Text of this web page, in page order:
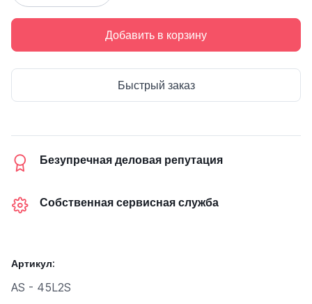
Добавить в корзину
Быстрый заказ
Безупречная деловая репутация
Собственная сервисная служба
Артикул:
AS - 45L2S